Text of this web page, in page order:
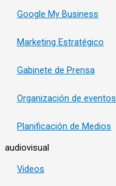
Google My Business
Marketing Estratégico
Gabinete de Prensa
Organización de eventos
Planificación de Medios
audiovisual
Videos